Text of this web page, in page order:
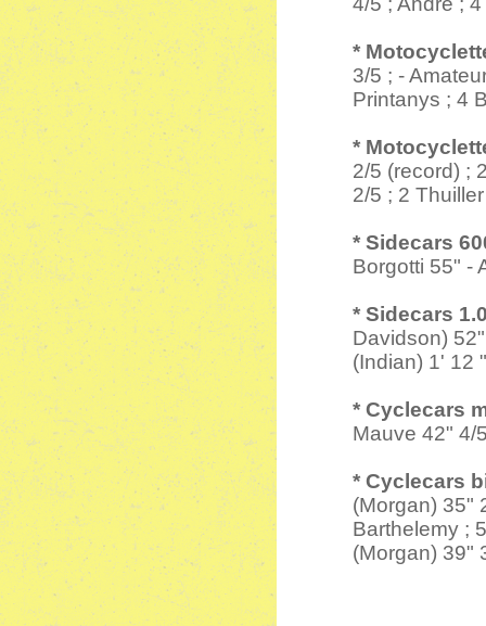
*
3/5 ; -
Printanys ; 4
*
2/5 (record)
2/5 ; 2
* Sidecars
Borgotti
* Sidecars
Davidson)
(Indian) 1' 12
* Cyclecars
Mauve 42" 4/
* Cyclecars
(Morgan)
Barthelemy ;
(Morgan) 39"